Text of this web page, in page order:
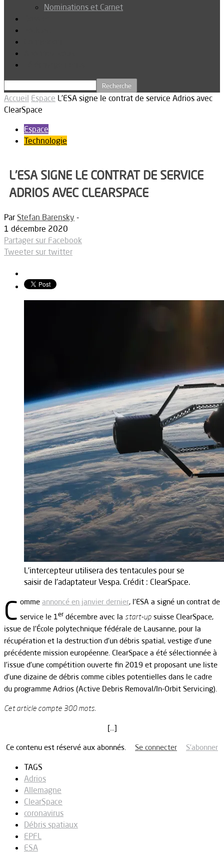
Nominations et Carnet
Accueil Espace L’ESA signe le contrat de service Adrios avec
ClearSpace
Espace
Technologie
L’ESA SIGNE LE CONTRAT DE SERVICE
ADRIOS AVEC CLEARSPACE
Par Stefan Barensky -
1 décembre 2020
Partager sur Facebook
Tweeter sur twitter
L'intercepteur utilisera des tentacules pour se
saisir de l'adaptateur Vespa. Crédit : ClearSpace.
C omme annoncé en janvier dernier, l’ESA a signé un contrat de
service le 1erdécembre avec la start-upsuisse ClearSpace,
issue de l’École polytechnique fédérale de Lausanne, pour la
récupération et la destruction d’un débris spatial, vestige d’une
précédente mission européenne. ClearSpace a été sélectionnée à
l’issue d’une compétition ouverte fin 2019 et proposant une liste
d’une dizaine de débris comme cibles potentielles dans le cadre
du programme Adrios (Active Debris Removal/In-Orbit Servicing).
Cet article compte 300 mots.
[…]
Ce contenu est réservé aux abonnés. Se connecter S’abonner
TAGS
Adrios
Allemagne
ClearSpace
coronavirus
Débris spatiaux
EPFL
ESA